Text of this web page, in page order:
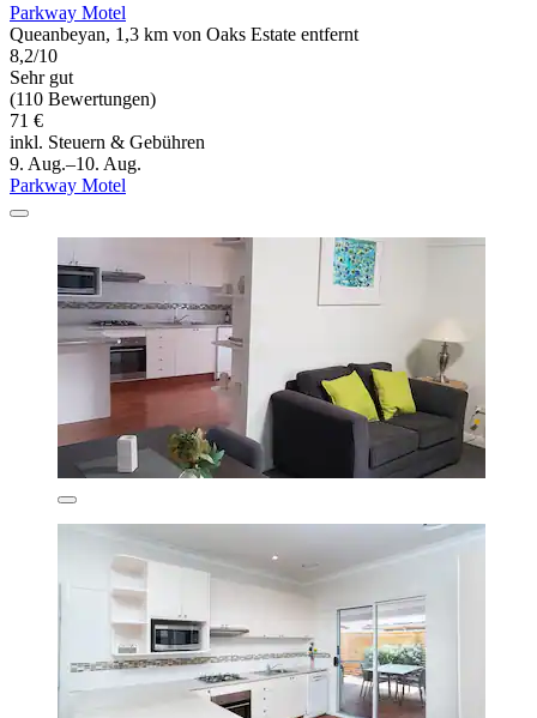
Parkway Motel
Queanbeyan, 1,3 km von Oaks Estate entfernt
8,2/10
Sehr gut
(110 Bewertungen)
71 €
inkl. Steuern & Gebühren
9. Aug.–10. Aug.
Parkway Motel